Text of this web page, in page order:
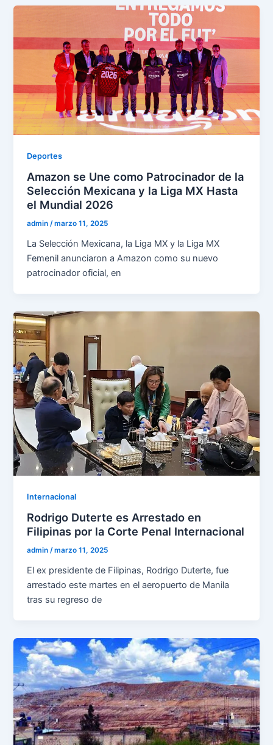
Deportes
Amazon se Une como Patrocinador de la
Selección Mexicana y la Liga MX Hasta
el Mundial 2026
admin/marzo 11, 2025
La Selección Mexicana, la Liga MX y la Liga MX
Femenil anunciaron a Amazon como su nuevo
patrocinador oficial, en
Internacional
Rodrigo Duterte es Arrestado en
Filipinas por la Corte Penal Internacional
admin/marzo 11, 2025
El ex presidente de Filipinas, Rodrigo Duterte, fue
arrestado este martes en el aeropuerto de Manila
tras su regreso de